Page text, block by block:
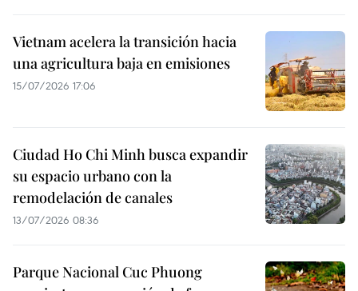
Vietnam acelera la transición hacia
una agricultura baja en emisiones
15/07/2026 17:06
Ciudad Ho Chi Minh busca expandir
su espacio urbano con la
remodelación de canales
13/07/2026 08:36
Parque Nacional Cuc Phuong